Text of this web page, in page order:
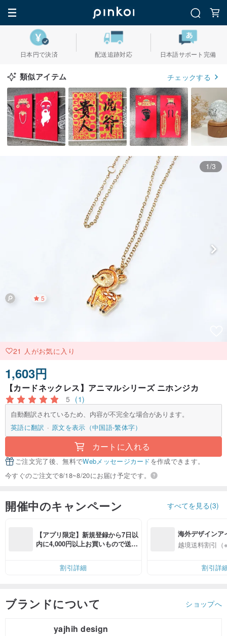
日本円で決済 配送追跡対応 日本語サポート完備
類似アイテム チェックする
1/3
5
21 人がお気に入り
1,603円
【カードネックレス】アニマルシリーズ ニホンジカ
5 (1)
自動翻訳されているため、内容が不完全な場合があります。
英語に翻訳
原文を表示（中国語-繁体字）
カートに入れる
ご注文完了後、無料でWebメッセージカードを作成できます。
今すぐのご注文で8/18~8/20にお届け予定です。
開催中のキャンペーン すべてを見る(3)
【アプリ限定】新規登録から7日以
内に4,000円以上お買いもので送料
割引詳細
海外デザインア
入
越境送料割引（
割引詳
ブランドについて ショップへ
yajhih design